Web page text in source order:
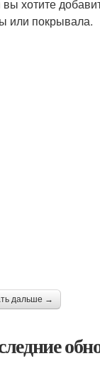
хотите
или покрывала.
дальше →